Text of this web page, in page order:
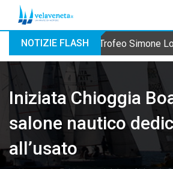
NOTIZIE FLASH Trofeo Simone
Iniziata Chioggia
salone nautico
all’usato